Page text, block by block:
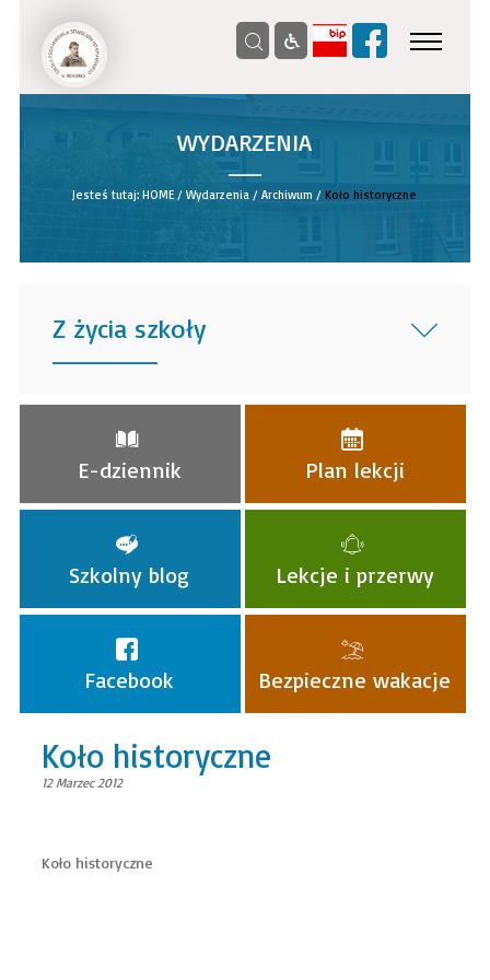
WYDARZENIA
__
Jesteś tutaj:HOME /Wydarzenia /Archiwum /Koło historyczne
Z życia szkoły
______
E-dziennik Plan lekcji
Szkolny blog Lekcje i przerwy
Facebook Bezpieczne wakacje
Koło historyczne
12 Marzec 2012
Koło historyczne